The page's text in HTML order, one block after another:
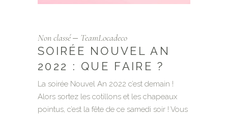
Non classé TeamLocadeco
SOIRÉE NOUVEL AN
2022 : QUE FAIRE ?
La soirée Nouvel An 2022 c’est demain !
Alors sortez les cotillons et les chapeaux
pointus, c’est la fête de ce samedi soir ! Vous